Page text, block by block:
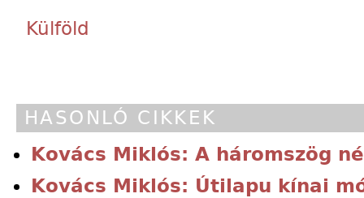
Külföld
HASONLÓ CIKKEK
Kovács Miklós: A háromszög
Kovács Miklós: Útilapu kínai